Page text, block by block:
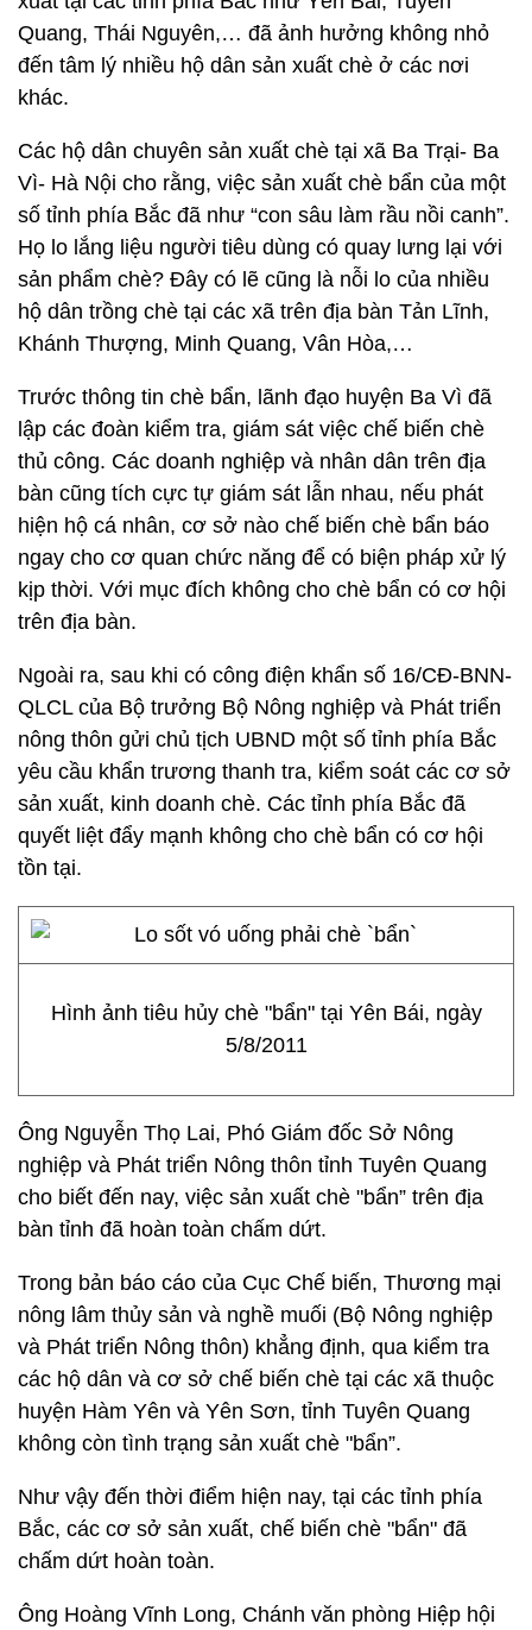
Quang, Thái Nguyên,… đã ảnh hưởng không nhỏ
đến tâm lý nhiều hộ dân sản xuất chè ở các nơi
khác.
Các hộ dân chuyên sản xuất chè tại xã Ba Trại- Ba
Vì- Hà Nội cho rằng, việc sản xuất chè bẩn của một
số tỉnh phía Bắc đã như “con sâu làm rầu nồi canh”.
Họ lo lắng liệu người tiêu dùng có quay lưng lại với
sản phẩm chè? Đây có lẽ cũng là nỗi lo của nhiều
hộ dân trồng chè tại các xã trên địa bàn Tản Lĩnh,
Khánh Thượng, Minh Quang, Vân Hòa,…
Trước thông tin chè bẩn, lãnh đạo huyện Ba Vì đã
lập các đoàn kiểm tra, giám sát việc chế biến chè
thủ công. Các doanh nghiệp và nhân dân trên địa
bàn cũng tích cực tự giám sát lẫn nhau, nếu phát
hiện hộ cá nhân, cơ sở nào chế biến chè bẩn báo
ngay cho cơ quan chức năng để có biện pháp xử lý
kịp thời. Với mục đích không cho chè bẩn có cơ hội
trên địa bàn.
Ngoài ra, sau khi có công điện khẩn số 16/CĐ-BNN-
QLCL của Bộ trưởng Bộ Nông nghiệp và Phát triển
nông thôn gửi chủ tịch UBND một số tỉnh phía Bắc
yêu cầu khẩn trương thanh tra, kiểm soát các cơ sở
sản xuất, kinh doanh chè. Các tỉnh phía Bắc đã
quyết liệt đẩy mạnh không cho chè bẩn có cơ hội
tồn tại.
Hình ảnh tiêu hủy chè "bẩn" tại Yên Bái, ngày
5/8/2011
Ông Nguyễn Thọ Lai, Phó Giám đốc Sở Nông
nghiệp và Phát triển Nông thôn tỉnh Tuyên Quang
cho biết đến nay, việc sản xuất chè "bẩn” trên địa
bàn tỉnh đã hoàn toàn chấm dứt.
Trong bản báo cáo của Cục Chế biến, Thương mại
nông lâm thủy sản và nghề muối (Bộ Nông nghiệp
và Phát triển Nông thôn) khẳng định, qua kiểm tra
các hộ dân và cơ sở chế biến chè tại các xã thuộc
huyện Hàm Yên và Yên Sơn, tỉnh Tuyên Quang
không còn tình trạng sản xuất chè "bẩn”.
Như vậy đến thời điểm hiện nay, tại các tỉnh phía
Bắc, các cơ sở sản xuất, chế biến chè "bẩn" đã
chấm dứt hoàn toàn.
Ông Hoàng Vĩnh Long, Chánh văn phòng Hiệp hội